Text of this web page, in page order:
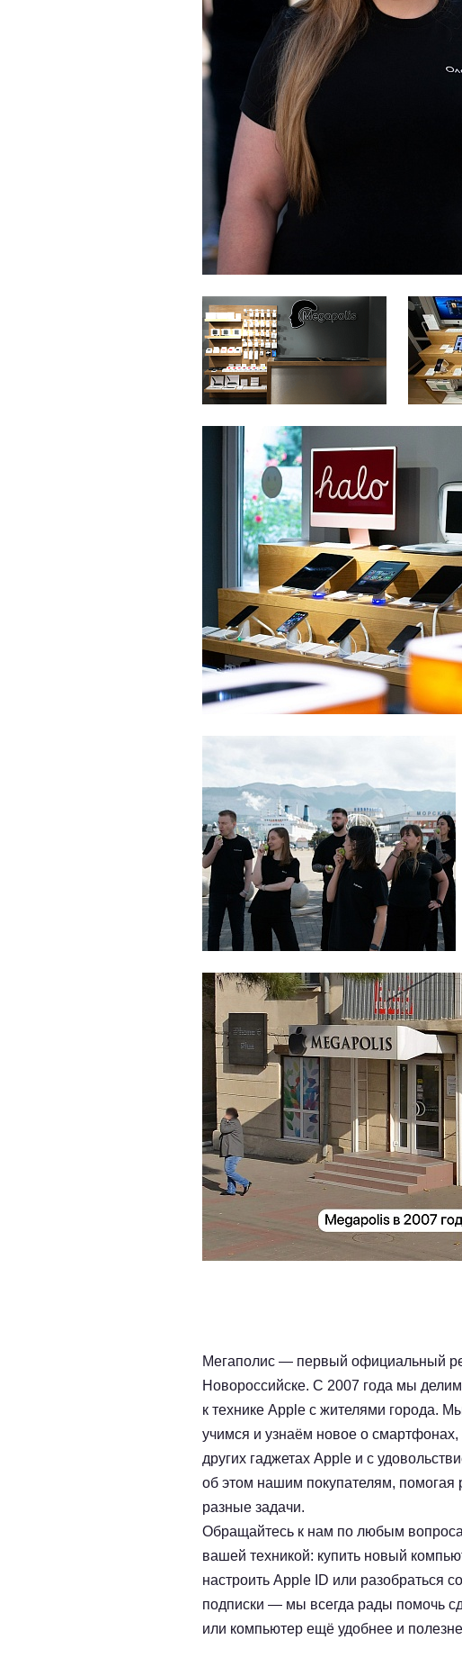
Мегаполис — первый официальный
Новороссийске. С 2007 года мы
к технике Apple с жителями города.
учимся и узнаём новое о
других гаджетах Apple и с
об этом нашим покупателям,
разные задачи.
Обращайтесь к нам по любым
вашей техникой: купить новый
настроить Apple ID или разобраться
подписки — мы всегда рады помочь
или компьютер ещё удобнее и